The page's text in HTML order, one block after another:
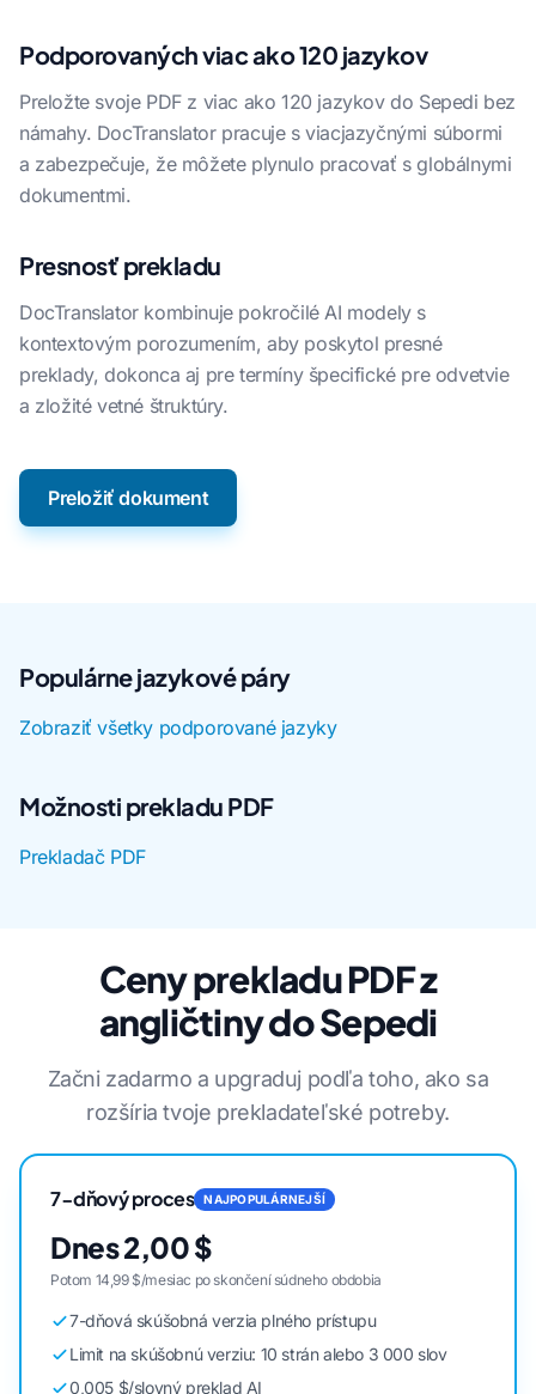
Podporovaných viac ako 120 jazykov
Preložte svoje PDF z viac ako 120 jazykov do Sepedi bez
námahy. DocTranslator pracuje s viacjazyčnými súbormi
a zabezpečuje, že môžete plynulo pracovať s globálnymi
dokumentmi.
Presnosť prekladu
DocTranslator kombinuje pokročilé AI modely s
kontextovým porozumením, aby poskytol presné
preklady, dokonca aj pre termíny špecifické pre odvetvie
a zložité vetné štruktúry.
Preložiť dokument
Populárne jazykové páry
Zobraziť všetky podporované jazyky
Možnosti prekladu PDF
Prekladač PDF
Ceny prekladu PDF z
angličtiny do Sepedi
Začni zadarmo a upgraduj podľa toho, ako sa
rozšíria tvoje prekladateľské potreby.
7-dňový proces NAJPOPULÁRNEJŠÍ
Dnes 2,00 $
Potom 14,99 $/mesiac po skončení súdneho obdobia
7-dňová skúšobná verzia plného prístupu
Limit na skúšobnú verziu: 10 strán alebo 3 000 slov
0,005 $/slovný preklad AI